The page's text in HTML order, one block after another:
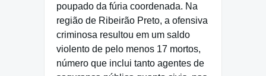
poupado da fúria coordenada. Na
região de Ribeirão Preto, a ofensiva
criminosa resultou em um saldo
violento de pelo menos 17 mortos,
número que inclui tanto agentes de